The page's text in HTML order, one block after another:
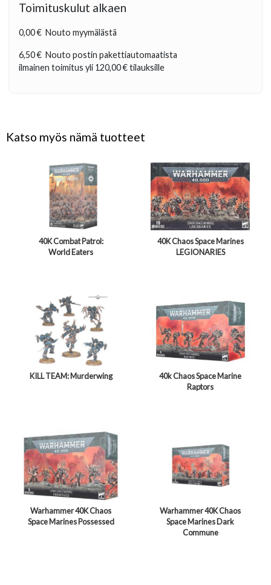
Toimituskulut alkaen
0,00 € Nouto myymälästä
6,50 € Nouto postin pakettiautomaatista
ilmainen toimitus yli 120,00 €tilauksille
Katso myös nämä tuotteet
40K Combat Patrol:
World Eaters
40K Chaos Space Marines
LEGIONARIES
KILL TEAM: Murderwing
40k Chaos Space Marine
Raptors
Warhammer 40K Chaos
Space Marines Possessed
Warhammer 40K Chaos
Space Marines Dark
Commune